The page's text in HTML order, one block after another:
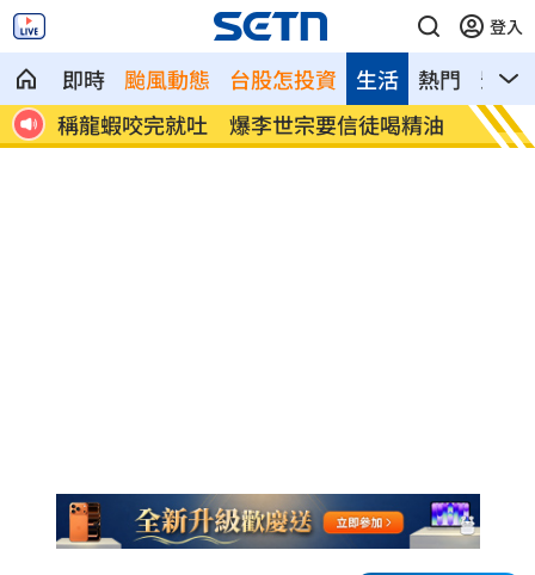
登入
即時 颱風動態 台股怎投資 熱門 影音
生活
油
樂天女孩淚揭往事 愛意表達障礙遭重擊
一張
萬